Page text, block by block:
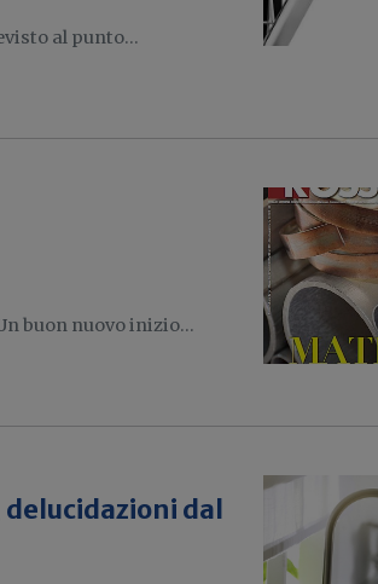
al punto...
buon nuovo inizio...
dal